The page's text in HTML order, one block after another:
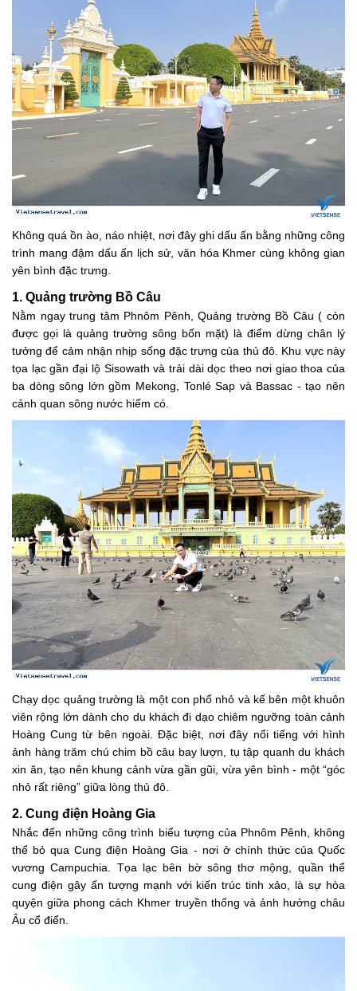
Không quá ồn ào, náo nhiệt, nơi đây ghi dấu ấn bằng những công
trình mang đậm dấu ấn lịch sử, văn hóa Khmer cùng không gian
yên bình đặc trưng.
1. Quảng trường Bồ Câu
Nằm ngay trung tâm Phnôm Pênh, Quảng trường Bồ Câu ( còn
được gọi là quảng trường sông bốn mặt) là điểm dừng chân lý
tưởng để cảm nhận nhịp sống đặc trưng của thủ đô. Khu vực này
tọa lạc gần đại lộ Sisowath và trải dài dọc theo nơi giao thoa của
ba dòng sông lớn gồm Mekong, Tonlé Sap và Bassac - tạo nên
cảnh quan sông nước hiếm có.
Chạy dọc quảng trường là một con phố nhỏ và kế bên một khuôn
viên rộng lớn dành cho du khách đi dạo chiêm ngưỡng toàn cảnh
Hoàng Cung từ bên ngoài. Đặc biệt, nơi đây nổi tiếng với hình
ảnh hàng trăm chú chim bồ câu bay lượn, tụ tập quanh du khách
xin ăn, tạo nên khung cảnh vừa gần gũi, vừa yên bình - một “góc
nhỏ rất riêng” giữa lòng thủ đô.
2. Cung điện Hoàng Gia
Nhắc đến những công trình biểu tượng của Phnôm Pênh, không
thể bỏ qua Cung điện Hoàng Gia - nơi ở chính thức của Quốc
vương Campuchia. Tọa lạc bên bờ sông thơ mộng, quần thể
cung điện gây ấn tượng mạnh với kiến trúc tinh xảo, là sự hòa
quyện giữa phong cách Khmer truyền thống và ảnh hưởng châu
Âu cổ điển.